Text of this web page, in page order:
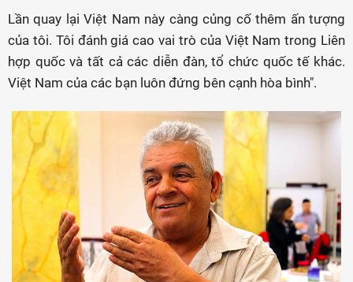
Lần quay lại Việt Nam này càng củng cố thêm ấn tượng
của tôi. Tôi đánh giá cao vai trò của Việt Nam trong Liên
hợp quốc và tất cả các diễn đàn, tổ chức quốc tế khác.
Việt Nam của các bạn luôn đứng bên cạnh hòa bình".